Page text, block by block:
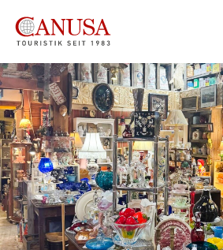
Reiseziele
Reisearten
Inspiration
Service